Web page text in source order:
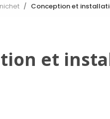
Conception et
et